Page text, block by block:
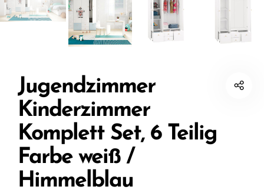
Jugendzimmer
Kinderzimmer
Komplett Set, 6 Teilig
Farbe weiß /
Himmelblau